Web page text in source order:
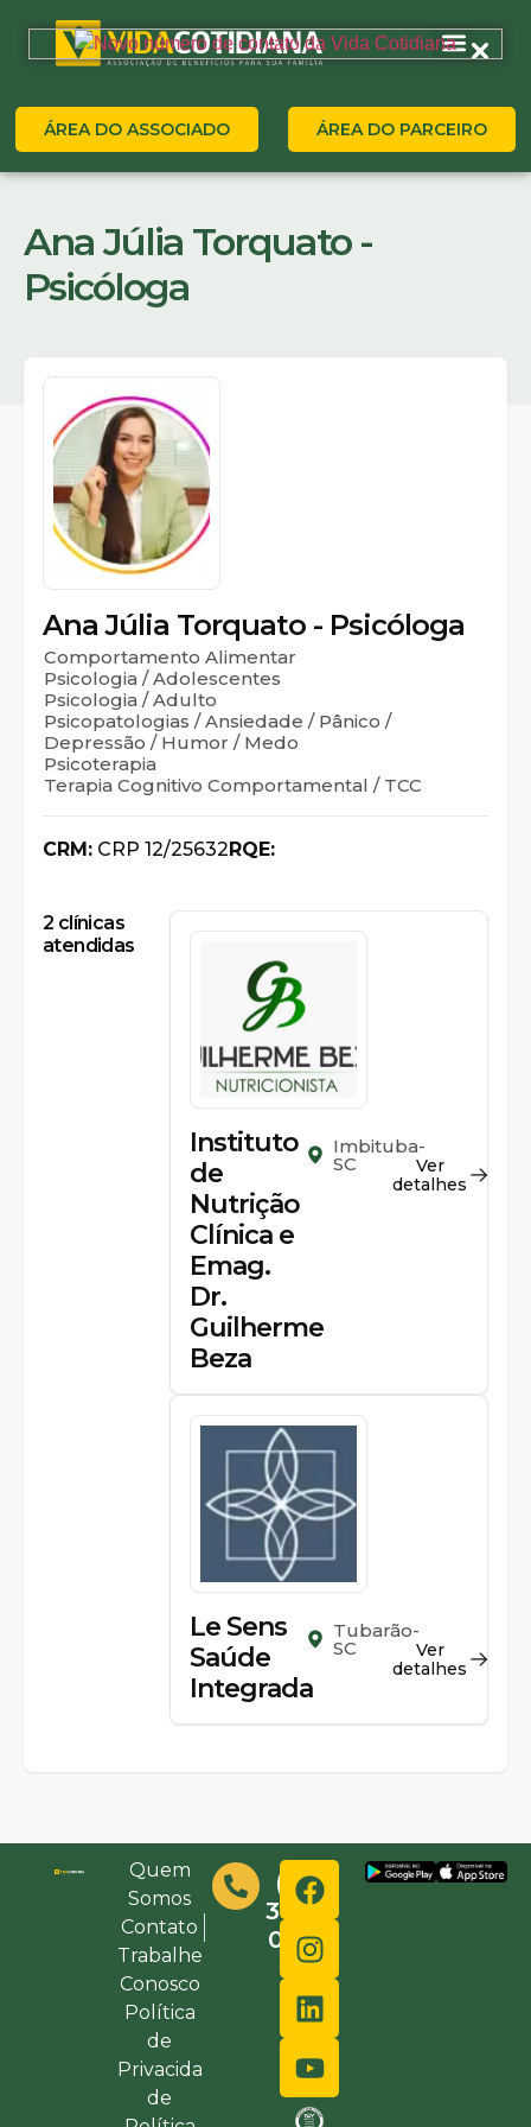
ÁREA DO ASSOCIADO ÁREA DO PARCEIRO
Ana Júlia Torquato -
Psicóloga
Ana Júlia Torquato - Psicóloga
Comportamento Alimentar
Psicologia / Adolescentes
Psicologia / Adulto
Psicopatologias / Ansiedade / Pânico /
Depressão / Humor / Medo
Psicoterapia
Terapia Cognitivo Comportamental / TCC
CRM: CRP 12/25632RQE:
2 clínicas
atendidas
Instituto
de
Nutrição
Clínica e
Emag.
Dr.
Guilherme
Beza
Imbituba-
SC
Ver
detalhes
Le Sens
Saúde
Integrada
Tubarão-
SC
Ver
detalhes
Quem
Somos
Contato
Trabalhe
Conosco
Política
de
Privacida
de
(48)
3632-
0000